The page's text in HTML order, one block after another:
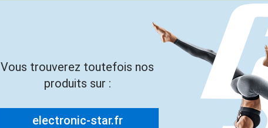
Vous trouverez toutefois nos
produits sur :
electronic-star.fr